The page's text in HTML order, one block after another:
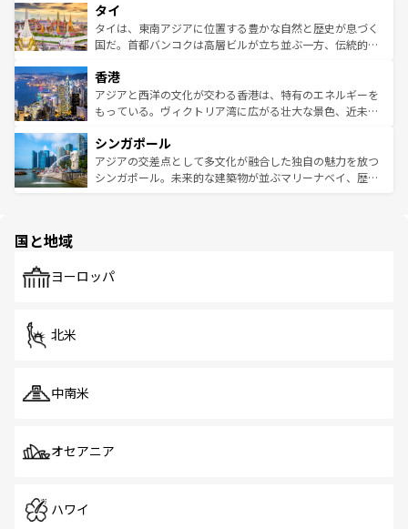
リティに包まれながら、韓国の多彩な魅力を心ゆくまで味
わってみてほしい。 なお、新着の韓国情報はコンテンツ一
覧を参照してほしい。
急速な発展と共に伝統が息づく。ハノイの古い町並みやホ
ーチミン市のフランス統治時代の建物も、独特の雰囲気を
醸し出している。また、バラエティの豊かさとおいしさで
とつ。フォーやバインミー、ベトナムコーヒーなどは、ぜ
ひ現地で味わいたい。どの地域を訪れてもあたたかい人々
が旅行者を迎えてくれるので、きっと忘れられない旅にな
参照してほしい。
タイ
タイは、東南アジアに位置する豊かな自然と歴史が息づく
国だ。首都バンコクは高層ビルが立ち並ぶ一方、伝統的な
の活気が交差している。北部ではチェンマイなどの山岳地
帯で自然と触れ合い、南部ではプーケットやクラビの美し
いビーチでリゾート気分を楽しむことができる。タイ料理
激する。気候は一年中温暖で、どの季節にも異なる楽しみ
が待っている。親しみやすいタイの人々、仏教を中心とし
た文化、そして多様な観光資源が、訪れる旅人を魅了し続
香港
アジアと西洋の文化が交わる香港は、特有のエネルギーを
もっている。ヴィクトリア湾に広がる壮大な景色、近未来
み、どこを訪れても感動するはず。観光スポットが密集し
ており、効率よく見どころを回れるのも魅力。息をのむよ
うな絶景から文化的な体験まで、香港を存分に楽しみ尽く
シンガポール
アジアの交差点として多文化が融合した独自の魅力を放つ
シンガポール。未来的な建築物が並ぶマリーナベイ、歴史
で、ホーカーズは地元の風情を楽しめる外せないスポット
国と地域
ヨーロッパ
北米
中南米
オセアニア
ハワイ